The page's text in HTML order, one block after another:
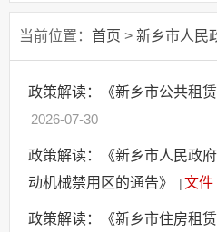
处罚强制信息
政府网站监管
政府会议
当前位置： 首页 > 新乡市人民
政策解读：《新乡市公共租
2026-07-30
政策解读：《新乡市人民政
动机械禁用区的通告》
|文件
政策解读：《新乡市住房租